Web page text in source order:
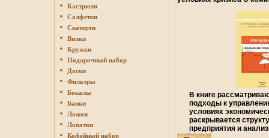
Кастрюли
Салфетки
Скатерти
Вилки
Кружки
Подарочный набор
Доски
Фильтры
Бокалы
Банки
Ложки
Лопатки
Кофейный набор
экспертов
Вернера Регена, 2009 г
Формат: 70x100/16
В книге
подходы к
условиях
раскрывается
предприятия и